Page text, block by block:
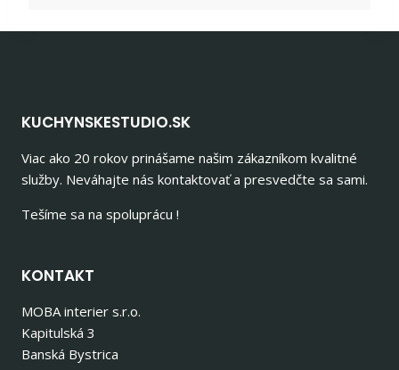
KUCHYNSKESTUDIO.SK
Viac ako 20 rokov prinášame našim zákazníkom kvalitné
služby. Neváhajte nás kontaktovať a presvedčte sa sami.
Tešíme sa na spoluprácu !
KONTAKT
MOBA interier s.r.o.
Kapitulská 3
Banská Bystrica